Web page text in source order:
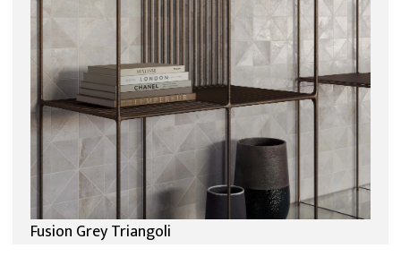
Fusion Grey Triangoli